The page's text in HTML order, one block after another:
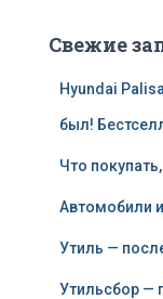
Свежие
Hyundai
был!
Что
Автомобили
Утиль —
Утильсбор —